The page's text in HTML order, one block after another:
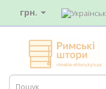
грн.